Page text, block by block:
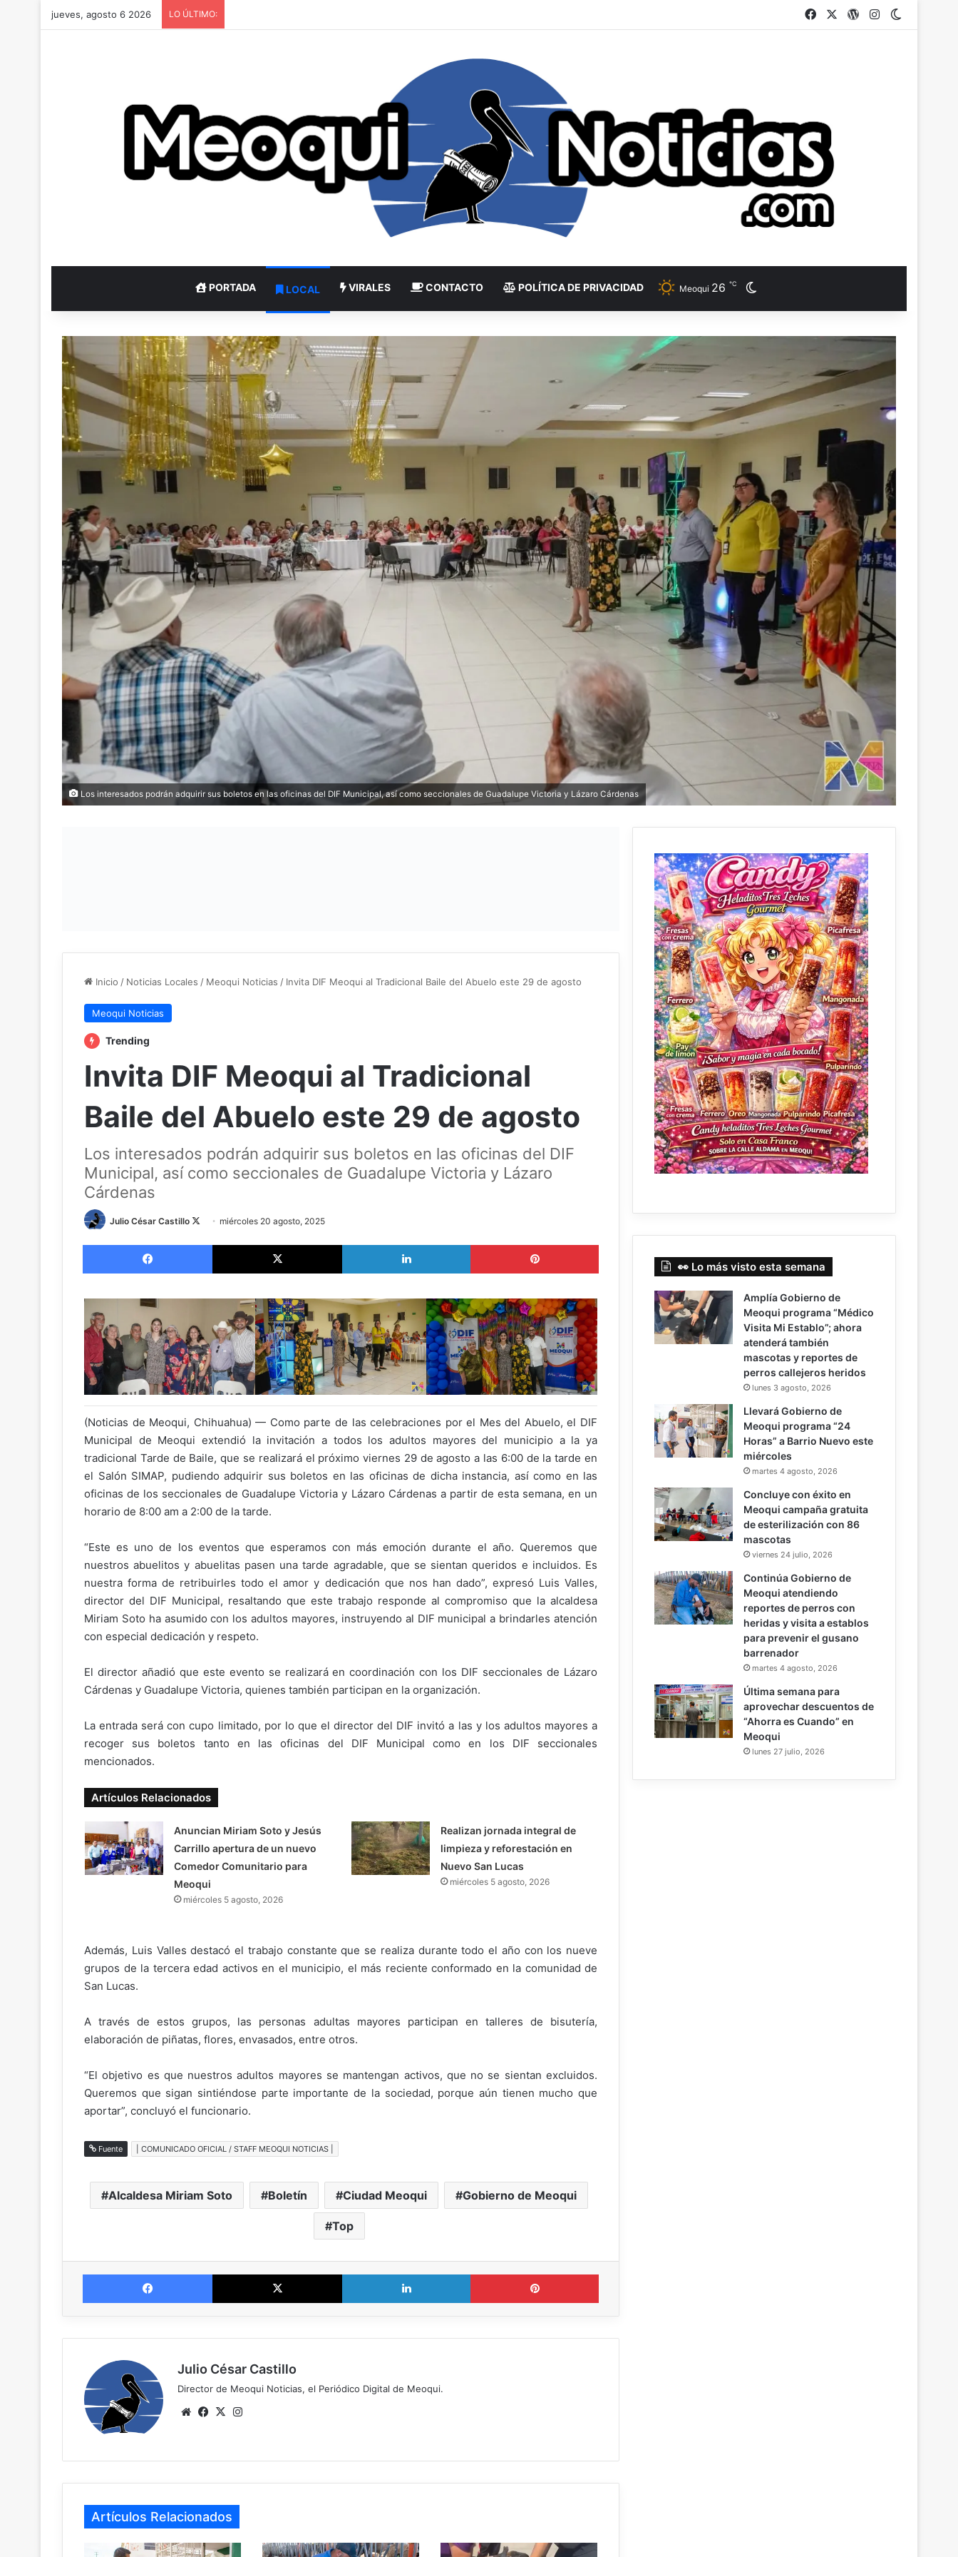
jueves, agosto 6 2026 LO ÚLTIMO: FacebookWordPress
Instagram
PORTADA LOCAL VIRALES CONTACTO POLÍTICA DE PRIVACIDAD Meoqui 26 ℃
Los interesados podrán adquirir sus boletos en las oficinas del DIF Municipal, así como seccionales de Guadalupe Victoria y Lázaro Cárdenas
Inicio / Noticias Locales / Meoqui Noticias / Invita DIF Meoqui al Tradicional Baile del Abuelo este 29 de agosto
Meoqui Noticias
Trending
Invita DIF Meoqui al Tradicional
Baile del Abuelo este 29 de agosto
Los interesados podrán adquirir sus boletos en las oficinas del DIF
Municipal, así como seccionales de Guadalupe Victoria y Lázaro
Cárdenas
Julio César Castillo
Followmiércoles 20 agosto, 2025
Facebook X LinkedIn Pinterest
(Noticias de Meoqui, Chihuahua) — Como parte de las celebraciones por el Mes del Abuelo, el DIF
Municipal de Meoqui extendió la invitación a todos los adultos mayores del municipio a la ya
tradicional Tarde de Baile, que se realizará el próximo viernes 29 de agosto a las 6:00 de la tarde en
el Salón SIMAP, pudiendo adquirir sus boletos en las oficinas de dicha instancia, así como en las
oficinas de los seccionales de Guadalupe Victoria y Lázaro Cárdenas a partir de esta semana, en un
horario de 8:00 am a 2:00 de la tarde.
“Este es uno de los eventos que esperamos con más emoción durante el año. Queremos que
nuestros abuelitos y abuelitas pasen una tarde agradable, que se sientan queridos e incluidos. Es
nuestra forma de retribuirles todo el amor y dedicación que nos han dado”, expresó Luis Valles,
director del DIF Municipal, resaltando que este trabajo responde al compromiso que la alcaldesa
Miriam Soto ha asumido con los adultos mayores, instruyendo al DIF municipal a brindarles atención
con especial dedicación y respeto.
El director añadió que este evento se realizará en coordinación con los DIF seccionales de Lázaro
Cárdenas y Guadalupe Victoria, quienes también participan en la organización.
La entrada será con cupo limitado, por lo que el director del DIF invitó a las y los adultos mayores a
recoger sus boletos tanto en las oficinas del DIF Municipal como en los DIF seccionales
mencionados.
Artículos Relacionados
Anuncian Miriam Soto y Jesús
Carrillo apertura de un nuevo
Comedor Comunitario para
Meoqui
miércoles 5 agosto, 2026
Realizan jornada integral de
limpieza y reforestación en
Nuevo San Lucas
miércoles 5 agosto, 2026
Además, Luis Valles destacó el trabajo constante que se realiza durante todo el año con los nueve
grupos de la tercera edad activos en el municipio, el más reciente conformado en la comunidad de
San Lucas.
A través de estos grupos, las personas adultas mayores participan en talleres de bisutería,
elaboración de piñatas, flores, envasados, entre otros.
“El objetivo es que nuestros adultos mayores se mantengan activos, que no se sientan excluidos.
Queremos que sigan sintiéndose parte importante de la sociedad, porque aún tienen mucho que
aportar”, concluyó el funcionario.
Fuente | COMUNICADO OFICIAL / STAFF MEOQUI NOTICIAS |
Alcaldesa Miriam Soto Boletín Ciudad Meoqui Gobierno de Meoqui
Top
Facebook X LinkedIn Pinterest
Julio César Castillo
Director de Meoqui Noticias, el Periódico Digital de Meoqui.
WebsiteFacebook
X
Artículos Relacionados
👀 Lo más visto esta semana
Amplía Gobierno de
Meoqui programa “Médico
Visita Mi Establo”; ahora
atenderá también
mascotas y reportes de
perros callejeros heridos
lunes 3 agosto, 2026
Llevará Gobierno de
Meoqui programa “24
Horas” a Barrio Nuevo este
miércoles
martes 4 agosto, 2026
Concluye con éxito en
Meoqui campaña gratuita
de esterilización con 86
mascotas
viernes 24 julio, 2026
Continúa Gobierno de
Meoqui atendiendo
reportes de perros con
heridas y visita a establos
para prevenir el gusano
barrenador
martes 4 agosto, 2026
Última semana para
aprovechar descuentos de
“Ahorra es Cuando” en
Meoqui
lunes 27 julio, 2026